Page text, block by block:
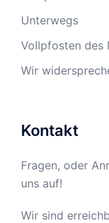
Unterwegs
Vollpfosten des
Wir
Kontakt
Fragen, oder
uns auf!
Wir sind